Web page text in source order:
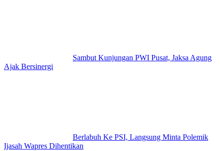
Sambut Kunjungan PWI Pusat, Jaksa Agung
Ajak Bersinergi
Berlabuh Ke PSI, Langsung Minta Polemik
Ijasah Wapres Dihentikan